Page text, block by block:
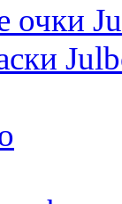
очки